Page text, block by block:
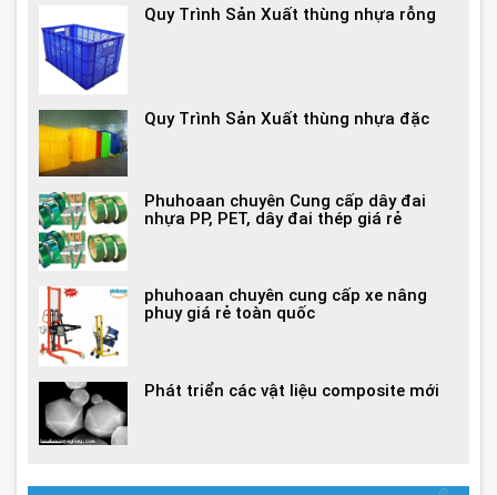
Quy Trình Sản Xuất thùng nhựa rỗng
Quy Trình Sản Xuất thùng nhựa đặc
Phuhoaan chuyên Cung cấp dây đai
nhựa PP, PET, dây đai thép giá rẻ
phuhoaan chuyên cung cấp xe nâng
phuy giá rẻ toàn quốc
Phát triển các vật liệu composite mới